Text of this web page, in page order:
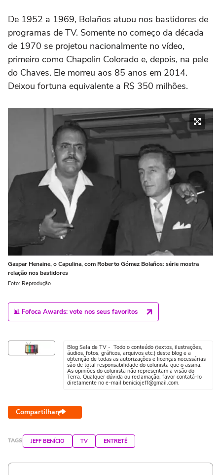
De 1952 a 1969, Bolaños atuou nos bastidores de
programas de TV. Somente no começo da década
de 1970 se projetou nacionalmente no vídeo,
primeiro como Chapolin Colorado e, depois, na pele
do Chaves. Ele morreu aos 85 anos em 2014.
Deixou fortuna equivalente a R$ 350 milhões.
Gaspar Henaine, o Capulina, com Roberto Gómez Bolaños: série mostra
relação nos bastidores
Foto: Reprodução
📊 Fofoca Awards: vote nos seus favoritos
Blog Sala de TV - Todo o conteúdo (textos, ilustrações,
áudios, fotos, gráficos, arquivos etc.) deste blog e a
obtenção de todas as autorizações e licenças necessárias
são de total responsabilidade do colunista que o assina.
As opiniões do colunista não representam a visão do
Terra. Qualquer dúvida ou reclamação, favor contatá-lo
diretamente no e-mail beniciojeff@gmail.com.
Compartilhar
TAGS JEFF BENÍCIO TV ENTRETÊ